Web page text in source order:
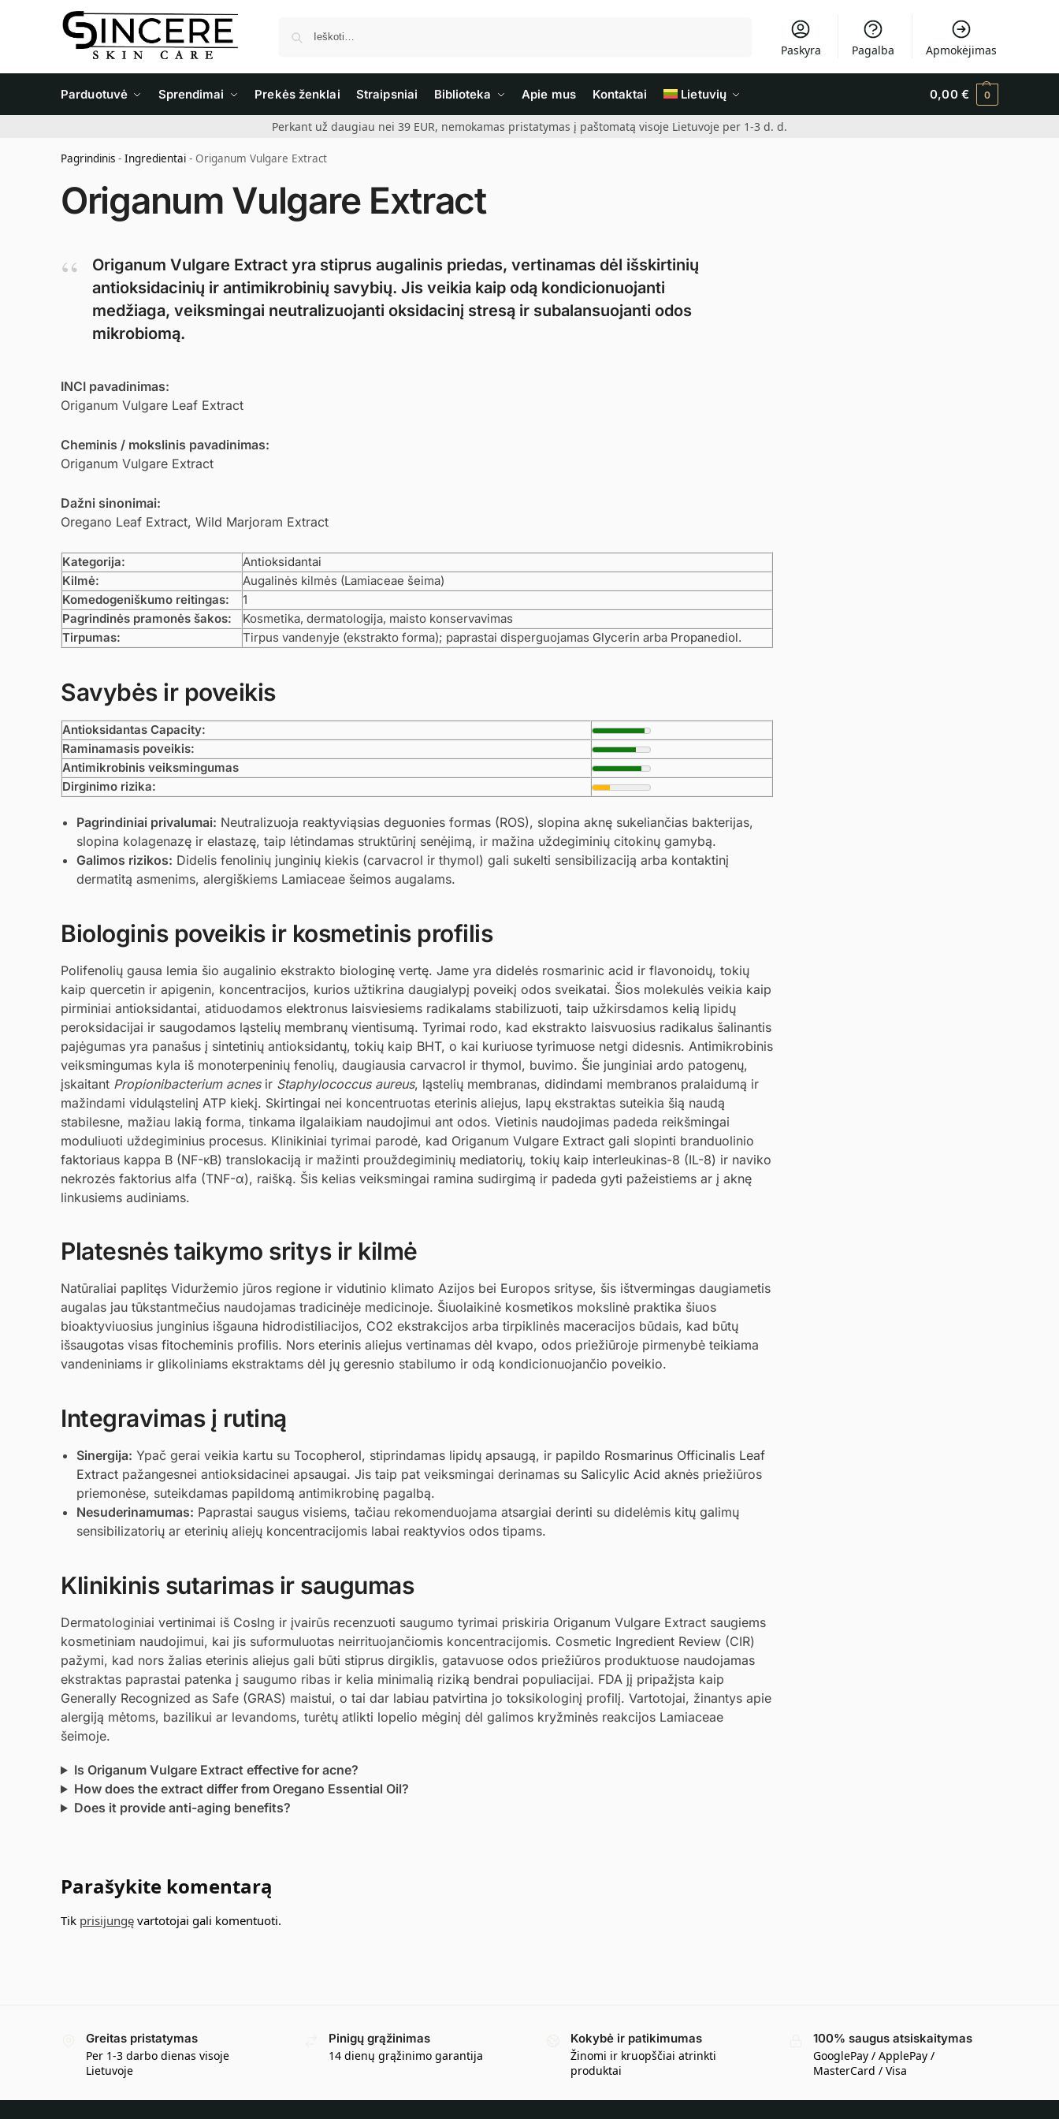
Paskyra Pagalba Apmokėjimas
Parduotuvė Sprendimai Prekės ženklai Straipsniai Biblioteka Apie mus Kontaktai Lietuvių 0,00 € 0
Perkant už daugiau nei 39 EUR, nemokamas pristatymas į paštomatą visoje Lietuvoje per 1-3 d. d.
Pagrindinis - Ingredientai - Origanum Vulgare Extract
Origanum Vulgare Extract
Origanum Vulgare Extract yra stiprus augalinis priedas, vertinamas dėl išskirtinių
antioksidacinių ir antimikrobinių savybių. Jis veikia kaip odą kondicionuojanti
medžiaga, veiksmingai neutralizuojanti oksidacinį stresą ir subalansuojanti odos
mikrobiomą.
INCI pavadinimas:
Origanum Vulgare Leaf Extract
Cheminis / mokslinis pavadinimas:
Origanum Vulgare Extract
Dažni sinonimai:
Oregano Leaf Extract, Wild Marjoram Extract
Kategorija:
Antioksidantai
Kilmė:
Augalinės kilmės (Lamiaceae šeima)
Komedogeniškumo reitingas:
1
Pagrindinės pramonės šakos:
Kosmetika, dermatologija, maisto konservavimas
Tirpumas:
Tirpus vandenyje (ekstrakto forma); paprastai disperguojamas Glycerin arba Propanediol.
Savybės ir poveikis
Antioksidantas Capacity:
Raminamasis poveikis:
Antimikrobinis veiksmingumas
Dirginimo rizika:
Pagrindiniai privalumai: Neutralizuoja reaktyviąsias deguonies formas (ROS), slopina aknę sukeliančias bakterijas,
slopina kolagenazę ir elastazę, taip lėtindamas struktūrinį senėjimą, ir mažina uždegiminių citokinų gamybą.
Galimos rizikos: Didelis fenolinių junginių kiekis (carvacrol ir thymol) gali sukelti sensibilizaciją arba kontaktinį
dermatitą asmenims, alergiškiems Lamiaceae šeimos augalams.
Biologinis poveikis ir kosmetinis profilis
Polifenolių gausa lemia šio augalinio ekstrakto biologinę vertę. Jame yra didelės rosmarinic acid ir flavonoidų, tokių
kaip quercetin ir apigenin, koncentracijos, kurios užtikrina daugialypį poveikį odos sveikatai. Šios molekulės veikia kaip
pirminiai antioksidantai, atiduodamos elektronus laisviesiems radikalams stabilizuoti, taip užkirsdamos kelią lipidų
peroksidacijai ir saugodamos ląstelių membranų vientisumą. Tyrimai rodo, kad ekstrakto laisvuosius radikalus šalinantis
pajėgumas yra panašus į sintetinių antioksidantų, tokių kaip BHT, o kai kuriuose tyrimuose netgi didesnis. Antimikrobinis
veiksmingumas kyla iš monoterpeninių fenolių, daugiausia carvacrol ir thymol, buvimo. Šie junginiai ardo patogenų,
įskaitant Propionibacterium acnesir Staphylococcus aureus, ląstelių membranas, didindami membranos pralaidumą ir
mažindami viduląstelinį ATP kiekį. Skirtingai nei koncentruotas eterinis aliejus, lapų ekstraktas suteikia šią naudą
stabilesne, mažiau lakią forma, tinkama ilgalaikiam naudojimui ant odos. Vietinis naudojimas padeda reikšmingai
moduliuoti uždegiminius procesus. Klinikiniai tyrimai parodė, kad Origanum Vulgare Extract gali slopinti branduolinio
faktoriaus kappa B (NF-κB) translokaciją ir mažinti prouždegiminių mediatorių, tokių kaip interleukinas-8 (IL-8) ir naviko
nekrozės faktorius alfa (TNF-α), raišką. Šis kelias veiksmingai ramina sudirgimą ir padeda gyti pažeistiems ar į aknę
linkusiems audiniams.
Platesnės taikymo sritys ir kilmė
Natūraliai paplitęs Viduržemio jūros regione ir vidutinio klimato Azijos bei Europos srityse, šis ištvermingas daugiametis
augalas jau tūkstantmečius naudojamas tradicinėje medicinoje. Šiuolaikinė kosmetikos mokslinė praktika šiuos
bioaktyviuosius junginius išgauna hidrodistiliacijos, CO2 ekstrakcijos arba tirpiklinės maceracijos būdais, kad būtų
išsaugotas visas fitocheminis profilis. Nors eterinis aliejus vertinamas dėl kvapo, odos priežiūroje pirmenybė teikiama
vandeniniams ir glikoliniams ekstraktams dėl jų geresnio stabilumo ir odą kondicionuojančio poveikio.
Integravimas į rutiną
Sinergija: Ypač gerai veikia kartu su Tocopherol, stiprindamas lipidų apsaugą, ir papildo Rosmarinus Officinalis Leaf
Extract pažangesnei antioksidacinei apsaugai. Jis taip pat veiksmingai derinamas su Salicylic Acid aknės priežiūros
priemonėse, suteikdamas papildomą antimikrobinę pagalbą.
Nesuderinamumas: Paprastai saugus visiems, tačiau rekomenduojama atsargiai derinti su didelėmis kitų galimų
sensibilizatorių ar eterinių aliejų koncentracijomis labai reaktyvios odos tipams.
Klinikinis sutarimas ir saugumas
Dermatologiniai vertinimai iš CosIng ir įvairūs recenzuoti saugumo tyrimai priskiria Origanum Vulgare Extract saugiems
kosmetiniam naudojimui, kai jis suformuluotas neirrituojančiomis koncentracijomis. Cosmetic Ingredient Review (CIR)
pažymi, kad nors žalias eterinis aliejus gali būti stiprus dirgiklis, gatavuose odos priežiūros produktuose naudojamas
ekstraktas paprastai patenka į saugumo ribas ir kelia minimalią riziką bendrai populiacijai. FDA jį pripažįsta kaip
Generally Recognized as Safe (GRAS) maistui, o tai dar labiau patvirtina jo toksikologinį profilį. Vartotojai, žinantys apie
alergiją mėtoms, bazilikui ar levandoms, turėtų atlikti lopelio mėginį dėl galimos kryžminės reakcijos Lamiaceae
šeimoje.
Is Origanum Vulgare Extract effective for acne?
How does the extract differ from Oregano Essential Oil?
Does it provide anti-aging benefits?
Parašykite komentarą
Tik prisijungę vartotojai gali komentuoti.
Greitas pristatymas
Per 1-3 darbo dienas visoje
Lietuvoje
Pinigų grąžinimas
14 dienų grąžinimo garantija
Kokybė ir patikimumas
Žinomi ir kruopščiai atrinkti
produktai
100% saugus atsiskaitymas
GooglePay / ApplePay /
MasterCard / Visa